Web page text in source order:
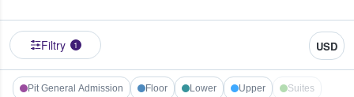
Filtry 1 USD
Pit General Admission Floor Lower Upper Suites